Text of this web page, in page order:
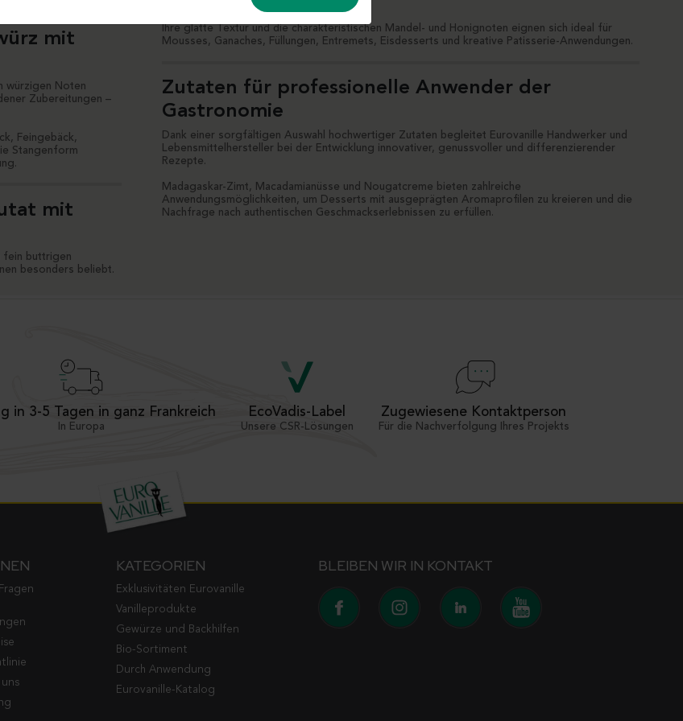
mit
würzigen Noten
Zubereitungen –
Feingebäck,
Stangenform
mit
fein buttrigen
besonders beliebt.
raffinierte und genussvolle Note verleiht.
Ihre glatte Textur und die charakteristischen Mandel- und Honignoten eignen sich ideal für
Mousses, Ganaches, Füllungen, Entremets, Eisdesserts und kreative Patisserie-Anwendungen.
Zutaten für professionelle Anwender der
Gastronomie
Dank einer sorgfältigen Auswahl hochwertiger Zutaten begleitet Eurovanille Handwerker und
Lebensmittelhersteller bei der Entwicklung innovativer, genussvoller und differenzierender
Rezepte.
Madagaskar-Zimt, Macadamianüsse und Nougatcreme bieten zahlreiche
Anwendungsmöglichkeiten, um Desserts mit ausgeprägten Aromaprofilen zu kreieren und die
Nachfrage nach authentischen Geschmackserlebnissen zu erfüllen.
in 3-5 Tagen in ganz Frankreich
In Europa
EcoVadis-Label
Unsere CSR-Lösungen
Zugewiesene Kontaktperson
Für die Nachverfolgung Ihres Projekts
KATEGORIEN
Exklusivitäten Eurovanille
Vanilleprodukte
Gewürze und Backhilfen
Bio-Sortiment
Durch Anwendung
Eurovanille-Katalog
BLEIBEN WIR IN KONTAKT